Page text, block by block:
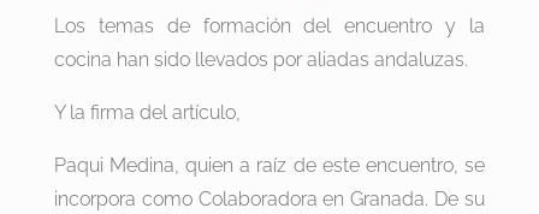
Los temas de formación del encuentro y la
cocina han sido llevados por aliadas andaluzas.
Y la firma del artículo,
Paqui Medina, quien a raíz de este encuentro, se
incorpora como Colaboradora en Granada. De su